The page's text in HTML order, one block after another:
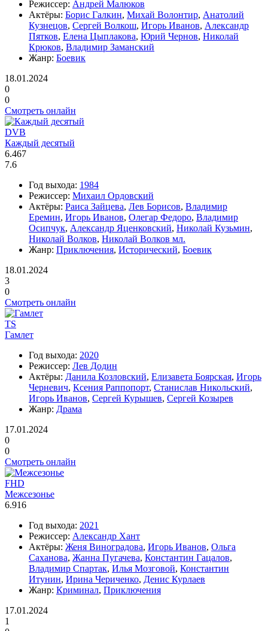
Режиссер: Андрей Малюков
Актёры: Борис Галкин, Михай Волонтир, Анатолий
Кузнецов, Сергей Волкош, Игорь Иванов, Александр
Пятков, Елена Цыплакова, Юрий Чернов, Николай
Крюков, Владимир Заманский
Жанр: Боевик
18.01.2024
0
0
Смотреть онлайн
DVB
Каждый десятый
6.467
7.6
Год выхода: 1984
Режиссер: Михаил Ордовский
Актёры: Раиса Зайцева, Лев Борисов, Владимир
Еремин, Игорь Иванов, Олегар Федоро, Владимир
Осипчук, Александр Яценковский, Николай Кузьмин,
Николай Волков, Николай Волков мл.
Жанр: Приключения, Исторический, Боевик
18.01.2024
3
0
Смотреть онлайн
TS
Гамлет
Год выхода: 2020
Режиссер: Лев Додин
Актёры: Данила Козловский, Елизавета Боярская, Игорь
Черневич, Ксения Раппопорт, Станислав Никольский,
Игорь Иванов, Сергей Курышев, Сергей Козырев
Жанр: Драма
17.01.2024
0
0
Смотреть онлайн
FHD
Межсезонье
6.916
Год выхода: 2021
Режиссер: Александр Хант
Актёры: Женя Виноградова, Игорь Иванов, Ольга
Саханова, Жанна Пугачева, Константин Гацалов,
Владимир Спартак, Илья Мозговой, Константин
Итунин, Ирина Чериченко, Денис Курлаев
Жанр: Криминал, Приключения
17.01.2024
1